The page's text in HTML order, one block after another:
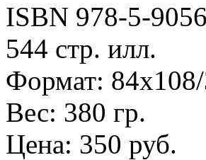
ISBN 978-5-
544 стр. илл.
Формат:
Вес: 380 гр.
Цена: 350 руб.